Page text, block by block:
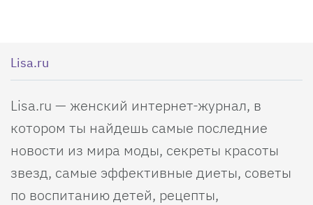
Lisa.ru
Lisa.ru — женский интернет-журнал, в
котором ты найдешь самые последние
новости из мира моды, секреты красоты
звезд, самые эффективные диеты, советы
по воспитанию детей, рецепты,